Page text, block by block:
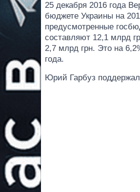
25 декабря 2016 года
бюджете Украины на
предусмотренные
составляют 12,1 млрд
2,7 млрд грн. Это на
года.
Юрий Гарбуз поддержал